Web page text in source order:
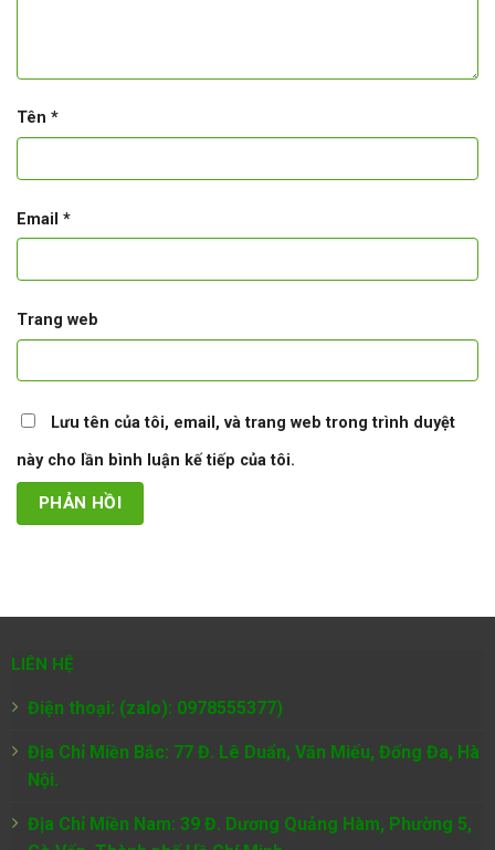
Tên *
Email *
Trang web
Lưu tên của tôi, email, và trang web trong trình duyệt
này cho lần bình luận kế tiếp của tôi.
LIÊN HỆ
Điện thoại: (zalo): 0978555377)
Địa Chỉ Miền Bắc: 77 Đ. Lê Duẩn, Văn Miếu, Đống Đa, Hà
Nội.
Địa Chỉ Miền Nam: 39 Đ. Dương Quảng Hàm, Phường 5,